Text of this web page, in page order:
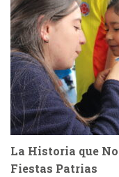
La Historia que
Fiestas Patrias